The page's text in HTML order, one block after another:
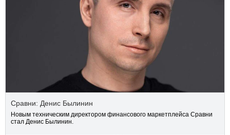
Сравни: Денис Былинин
Новым техническим директором финансового маркетплейса Сравни
стал Денис Былинин.